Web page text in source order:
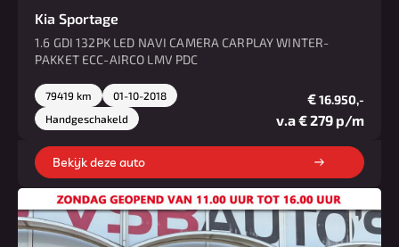
Kia Sportage
1.6 GDI 132PK LED NAVI CAMERA CARPLAY WINTER-
PAKKET ECC-AIRCO LMV PDC
79419 km
01-10-2018
Handgeschakeld
€16.950,-
v.a € 279 p/m
Bekijk deze auto